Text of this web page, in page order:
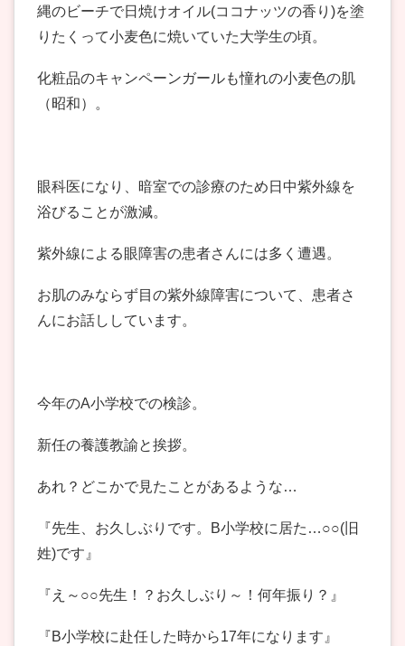
縄のビーチで日焼けオイル(ココナッツの香り)を塗
りたくって小麦色に焼いていた大学生の頃。
化粧品のキャンペーンガールも憧れの小麦色の肌
（昭和）。
眼科医になり、暗室での診療のため日中紫外線を
浴びることが激減。
紫外線による眼障害の患者さんには多く遭遇。
お肌のみならず目の紫外線障害について、患者さ
んにお話ししています。
今年のA小学校での検診。
新任の養護教諭と挨拶。
あれ？どこかで見たことがあるような…
『先生、お久しぶりです。B小学校に居た…○○(旧
姓)です』
『え～○○先生！？お久しぶり～！何年振り？』
『B小学校に赴任した時から17年になります』